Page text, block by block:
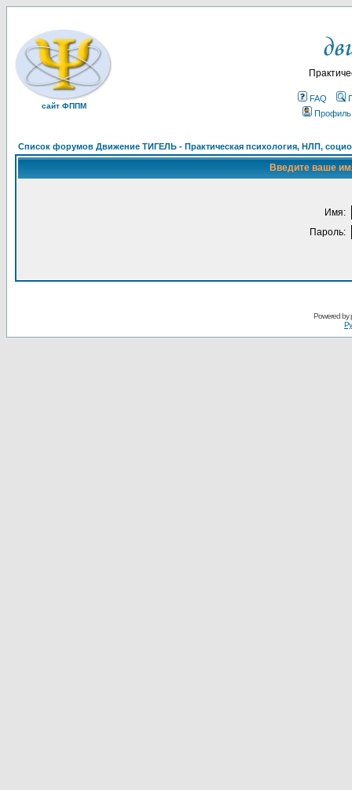
сайт ФППМ
FAQ
Профиль
Список форумов Движение ТИГЕЛЬ - Практическая психология, НЛП,
Введите ваше
Имя:
Пароль:
Powered by